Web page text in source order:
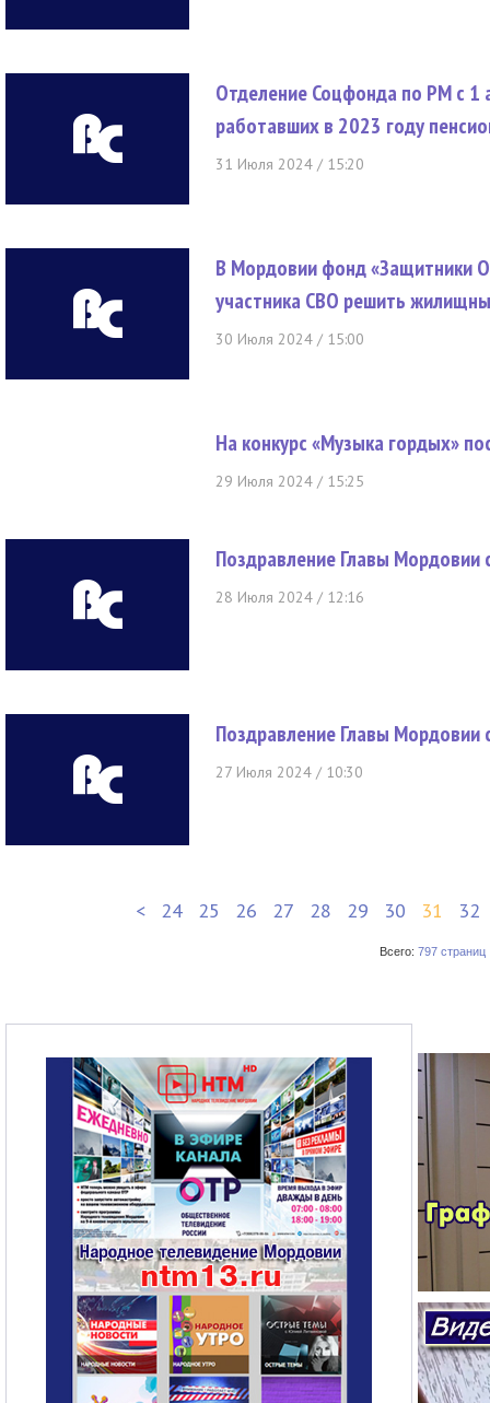
Отделение Соцфонда по РМ с 1
работавших в 2023 году
31 Июля 2024 / 15:20
В Мордовии фонд «Защитники
участника СВО решить
30 Июля 2024 / 15:00
На конкурс «Музыка гордых»
29 Июля 2024 / 15:25
Поздравление Главы
28 Июля 2024 / 12:16
Поздравление Главы Мордовии
27 Июля 2024 / 10:30
< 24 25 26 27 28 29 30 31 32
Всего: 797 страниц